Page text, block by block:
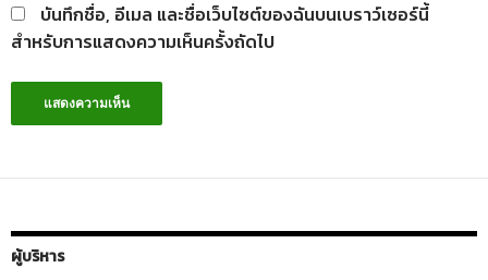
บันทึกชื่อ, อีเมล และชื่อเว็บไซต์ของฉันบนเบราว์เซอร์นี้
สำหรับการแสดงความเห็นครั้งถัดไป
ผู้บริหาร